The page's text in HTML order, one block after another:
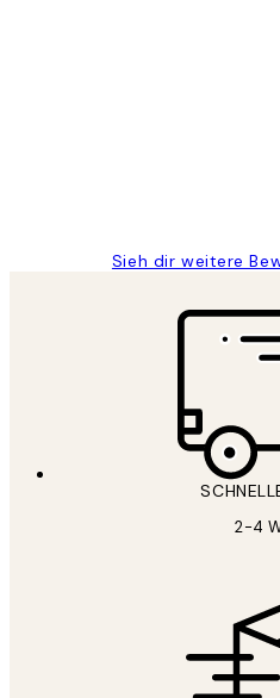
Sieh dir weitere
2-4